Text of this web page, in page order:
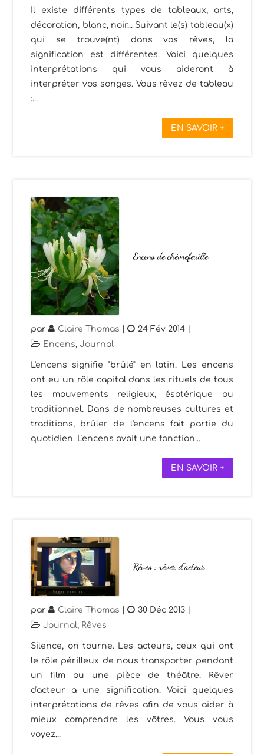
Il existe différents types de tableaux, arts,
décoration, blanc, noir... Suivant le(s) tableau(x)
qui se trouve(nt) dans vos rêves, la
signification est différentes. Voici quelques
interprétations qui vous aideront à
interpréter vos songes. Vous rêvez de tableau
:...
EN SAVOIR +
Encens de chèvrefeuille
par Claire Thomas | 24 Fév 2014
Encens,Journal
L'encens signifie "brûlé" en latin. Les encens
ont eu un rôle capital dans les rituels de tous
les mouvements religieux, ésotérique ou
traditionnel. Dans de nombreuses cultures et
traditions, brûler de l'encens fait partie du
quotidien. L'encens avait une fonction...
EN SAVOIR +
Rêves : rêver d’acteur
par Claire Thomas | 30 Déc 2013
Journal, Rêves
Silence, on tourne. Les acteurs, ceux qui ont
le rôle périlleux de nous transporter pendant
un film ou une pièce de théâtre. Rêver
d'acteur a une signification. Voici quelques
interprétations de rêves afin de vous aider à
mieux comprendre les vôtres. Vous vous
voyez...